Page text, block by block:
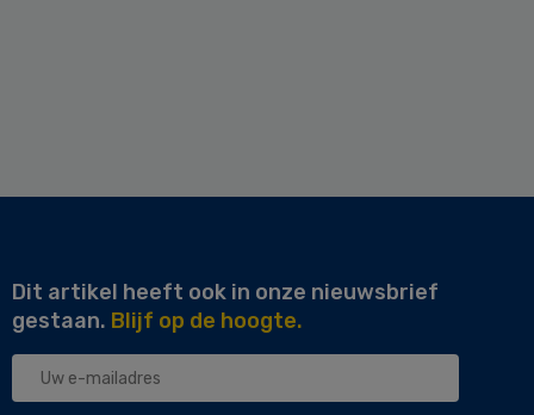
Dit artikel heeft ook in onze nieuwsbrief
gestaan. Blijf op de hoogte.
Uw